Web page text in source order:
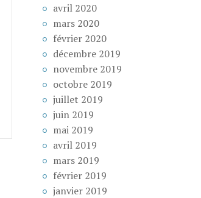
avril 2020
mars 2020
février 2020
décembre 2019
novembre 2019
octobre 2019
juillet 2019
juin 2019
mai 2019
avril 2019
mars 2019
février 2019
janvier 2019